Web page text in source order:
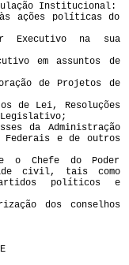
Institucional:
ações políticas do
Executivo na sua
em assuntos de
de Projetos de
de Lei, Resoluções
da Administração
Federais e de outros
Chefe do Poder
civil, tais como
políticos e
dos conselhos